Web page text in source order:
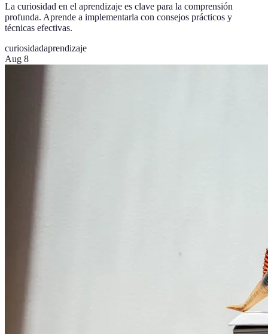
La curiosidad en el aprendizaje es clave para la comprensión
profunda. Aprende a implementarla con consejos prácticos y
técnicas efectivas.
curiosidadaprendizaje
Aug 8